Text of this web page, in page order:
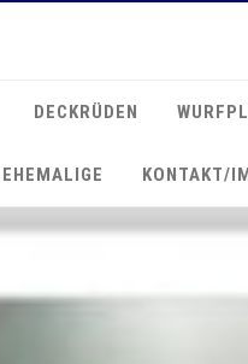
DECKRÜDEN
EHEMALIGE KONTAKT/